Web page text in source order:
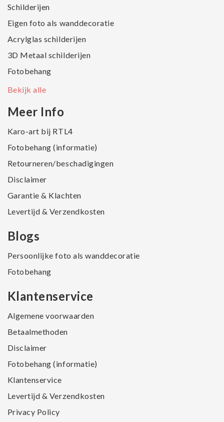
Schilderijen
Eigen foto als wanddecoratie
Acrylglas schilderijen
3D Metaal schilderijen
Fotobehang
Bekijk alle
Meer Info
Karo-art bij RTL4
Fotobehang (informatie)
Retourneren/beschadigingen
Disclaimer
Garantie & Klachten
Levertijd & Verzendkosten
Blogs
Persoonlijke foto als wanddecoratie
Fotobehang
Klantenservice
Algemene voorwaarden
Betaalmethoden
Disclaimer
Fotobehang (informatie)
Klantenservice
Levertijd & Verzendkosten
Privacy Policy